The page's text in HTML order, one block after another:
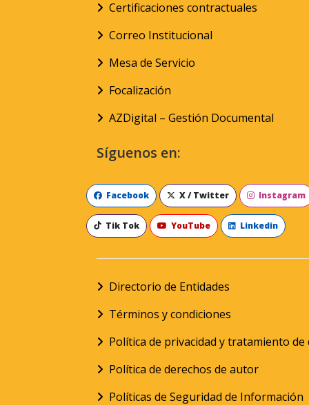
Certificaciones contractuales
Correo Institucional
Mesa de Servicio
Focalización
AZDigital – Gestión Documental
Síguenos en:
Facebook X / Twitter Instagram
Tik Tok YouTube Linkedin
Directorio de Entidades
Términos y condiciones
Política de privacidad y tratamiento
Política de derechos de autor
Políticas de Seguridad de Información